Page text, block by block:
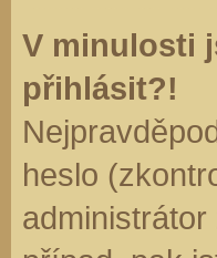
V minulosti
přihlásit?!
heslo